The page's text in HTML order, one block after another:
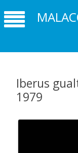
Iberus
1979